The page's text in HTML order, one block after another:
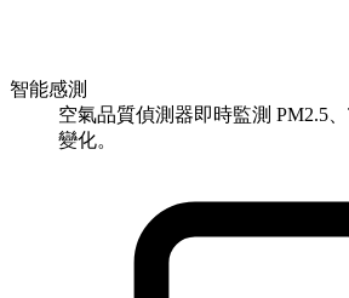
智能感測
空氣品質偵測器即時監測 PM2.5
變化。